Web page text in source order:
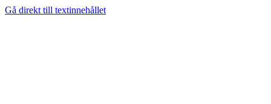
Gå direkt till textinnehållet